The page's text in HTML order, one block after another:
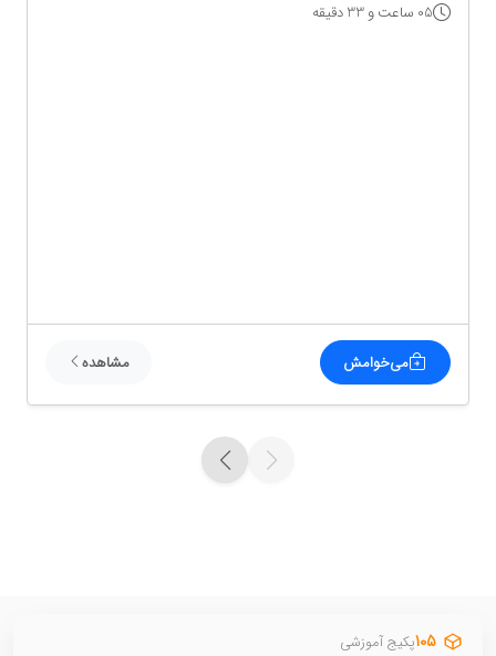
05 ساعت و 33 دقیقه
می‌خوامش مشاهده
۱۰۵پکیج آموزشی